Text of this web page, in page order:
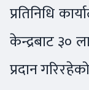
प्रतिनिधि
केन्द्रबाट ३०
प्रदान